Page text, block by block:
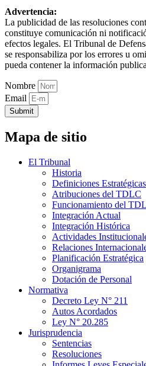
Advertencia:
La publicidad de las resoluciones
constituye comunicación ni
efectos legales. El Tribunal de
se responsabiliza por los errores u
pueda contener la información
Nombre
Email
Submit
Mapa de sitio
El Tribunal
Historia
Definiciones Estratégicas
Atribuciones del TDLC
Funcionamiento del
Integración Actual
Integración Histórica
Actividades
Relaciones
Planificación Estratégica
Organigrama
Dotación de Personal
Normativa
Decreto Ley N° 211
Autos Acordados
Ley N° 20.285
Jurisprudencia
Sentencias
Resoluciones